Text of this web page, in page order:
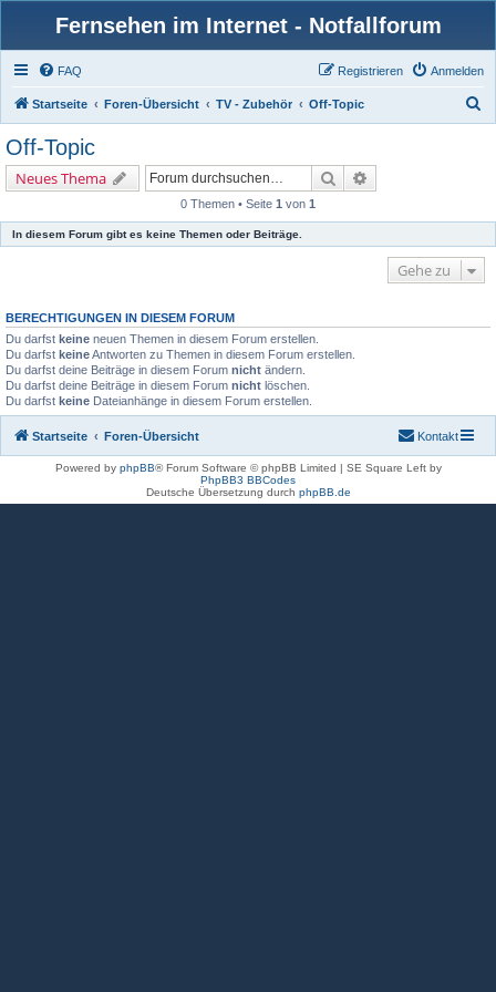
Fernsehen im Internet - Notfallforum
FAQ Anmelden
Registrieren
Startseite Foren-Übersicht TV - Zubehör Off-Topic
Off-Topic
Neues Thema Suche
0 Themen • Seite 1 von 1
In diesem Forum gibt es keine Themen oder Beiträge.
Gehe zu
BERECHTIGUNGEN IN DIESEM FORUM
Du darfst keine neuen Themen in diesem Forum erstellen.
Du darfst keineAntworten zu Themen in diesem Forum erstellen.
Du darfst deine Beiträge in diesem Forum nicht ändern.
Du darfst deine Beiträge in diesem Forum nicht löschen.
Du darfst keine Dateianhänge in diesem Forum erstellen.
Startseite Foren-Übersicht Kontakt
Powered by phpBB® Forum Software © phpBB Limited | SE Square Left by
PhpBB3 BBCodes
Deutsche Übersetzung durch phpBB.de